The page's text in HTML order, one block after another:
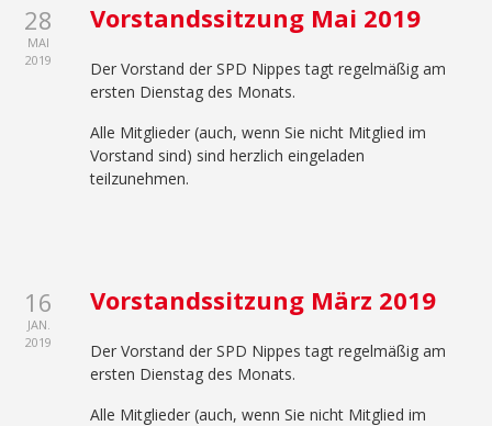
28
MAI
2019
Vorstandssitzung Mai 2019
Der Vorstand der SPD Nippes tagt regelmäßig am
ersten Dienstag des Monats.
Alle Mitglieder (auch, wenn Sie nicht Mitglied im
Vorstand sind) sind herzlich eingeladen
teilzunehmen.
16
JAN.
2019
Vorstandssitzung März 2019
Der Vorstand der SPD Nippes tagt regelmäßig am
ersten Dienstag des Monats.
Alle Mitglieder (auch, wenn Sie nicht Mitglied im